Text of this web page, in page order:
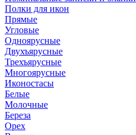
Полки для икон
Прямые
Угловые
Одноярусные
Двухъярусные
Трехъярусные
Многоярусные
Иконостасы
Белые
Молочные
Береза
Орех